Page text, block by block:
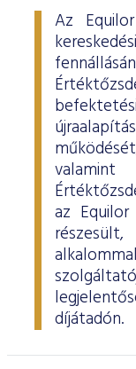
Az
az Equilor
díjátadón.